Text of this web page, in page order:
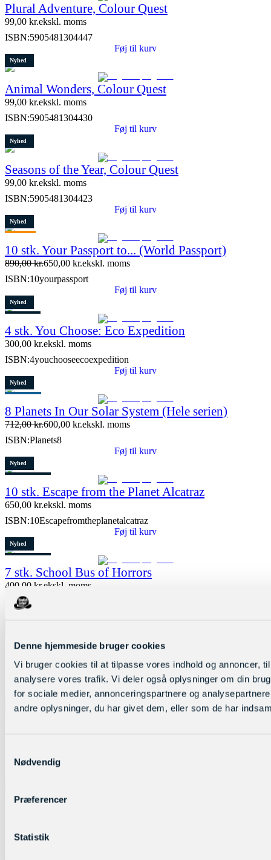
Denne hjemmeside bruger cookies
Vi bruger cookies til at tilpasse vores indhold og annoncer,
analysere vores trafik. Vi deler også oplysninger om din
for sociale medier, annonceringspartnere og
andre oplysninger, du har givet dem, eller som de har
Nødvendig
Præferencer
Statistik
Plural Adventure, Colour Quest
99,00 kr.ekskl. moms
ISBN:5905481304447
Føj til kurv
Nyhed
Animal Wonders, Colour Quest
99,00 kr.ekskl. moms
ISBN:5905481304430
Føj til kurv
Nyhed
Seasons of the Year, Colour Quest
99,00 kr.ekskl. moms
ISBN:5905481304423
Føj til kurv
Nyhed
Restparti
9 stk. tilbage
10 stk. Your Passport to... (World Passport)
890,00kr.650,00 kr.ekskl. moms
ISBN:10yourpassport
Føj til kurv
Nyhed
7 stk. tilbage
4 stk. You Choose: Eco Expedition
300,00 kr.ekskl. moms
ISBN:4youchooseecoexpedition
Føj til kurv
Nyhed
Tilbud
Restparti
15 stk. tilbage
8 Planets In Our Solar System (Hele serien)
712,00kr.600,00 kr.ekskl. moms
ISBN:Planets8
Føj til kurv
Nyhed
10 stk. Escape from the Planet Alcatraz
650,00 kr.ekskl. moms
ISBN:10Escapefromtheplanetalcatraz
Føj til kurv
Nyhed
7 stk. School Bus of Horrors
400,00 kr.ekskl. moms
ISBN:
7 stk. Boo Books
400,00kr.ekskl. moms
ISBN:7BooBooks
Føj til kurv
ISBN:6natureweneed
8 stk. tilbage
ISBN:4Lookatlight